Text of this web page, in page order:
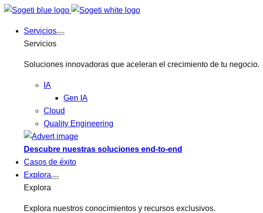
Servicios
Servicios
Soluciones innovadoras que aceleran el crecimiento de tu negocio.
IA
Gen IA
Cloud
Quality Engineering
Descubre nuestras soluciones end-to-end
Casos de éxito
Explora
Explora
Explora nuestros conocimientos y recursos exclusivos.